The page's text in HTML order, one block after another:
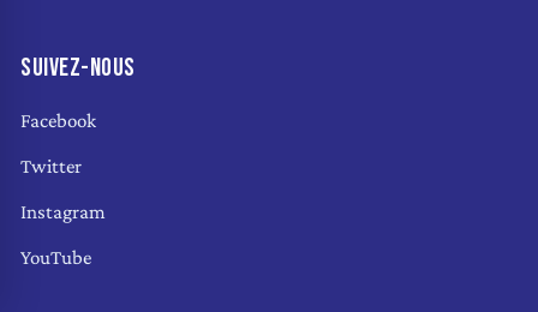
SUIVEZ-NOUS
Facebook
Twitter
Instagram
YouTube